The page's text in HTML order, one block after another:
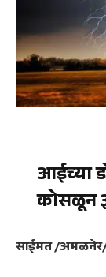
आईच्या
कोसळून
साईमत /अमळनेर/